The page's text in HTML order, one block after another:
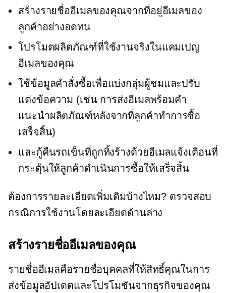
สร้างรายชื่ออีเมลของคุณจากที่อยู่อีเมลของ
ลูกค้าอย่างอดทน
โปรโมตผลิตภัณฑ์ที่ใช้งานจริงในแคมเปญ
อีเมลของคุณ
ใช้ข้อมูลคำสั่งซื้อเพื่อแบ่งกลุ่มผู้ชมและปรับ
แต่งข้อความ (เช่น การส่งอีเมลพร้อมคำ
แนะนำผลิตภัณฑ์หลังจากที่ลูกค้าทำการซื้อ
เสร็จสิ้น)
และกู้คืนรถเข็นที่ถูกทิ้งร้างด้วยอีเมลแจ้งเตือนที่
กระตุ้นให้ลูกค้าดำเนินการซื้อให้เสร็จสิ้น
ต้องการรายละเอียดเพิ่มเติมบ้างไหม? ตรวจสอบ
กรณีการใช้งานโดยละเอียดด้านล่าง
สร้างรายชื่ออีเมลของคุณ
รายชื่ออีเมลคือรายชื่อบุคคลที่ให้สิทธิ์คุณในการ
ส่งข้อมูลอัปเดตและโปรโมชันจากธุรกิจของคุณ